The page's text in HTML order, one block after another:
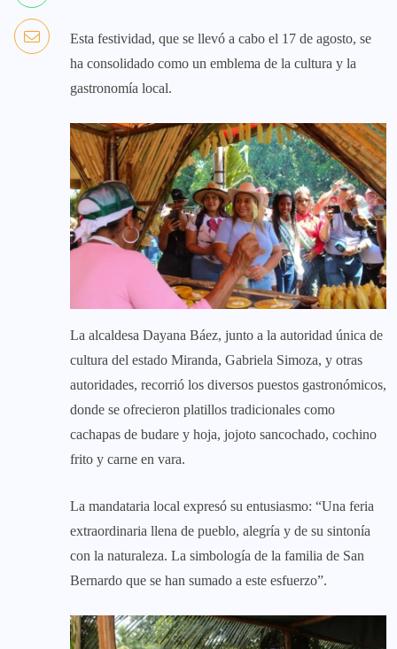
Esta festividad, que se llevó a cabo el 17 de agosto, se
ha consolidado como un emblema de la cultura y la
gastronomía local.
La alcaldesa Dayana Báez, junto a la autoridad única de
cultura del estado Miranda, Gabriela Simoza, y otras
autoridades, recorrió los diversos puestos gastronómicos,
donde se ofrecieron platillos tradicionales como
cachapas de budare y hoja, jojoto sancochado, cochino
frito y carne en vara.
La mandataria local expresó su entusiasmo: “Una feria
extraordinaria llena de pueblo, alegría y de su sintonía
con la naturaleza. La simbología de la familia de San
Bernardo que se han sumado a este esfuerzo”.